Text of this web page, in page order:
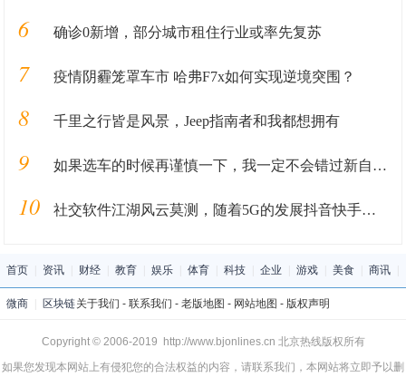
6 确诊0新增，部分城市租住行业或率先复苏
7 疫情阴霾笼罩车市 哈弗F7x如何实现逆境突围？
8 千里之行皆是风景，Jeep指南者和我都想拥有
9 如果选车的时候再谨慎一下，我一定不会错过新自由光2.0T
10 社交软件江湖风云莫测，随着5G的发展抖音快手会不会一统江湖
首页 资讯 财经 教育 娱乐 体育 科技 企业 游戏 美食 商讯
微商 区块链关于我们 - 联系我们 - 老版地图 - 网站地图 - 版权声明
Copyright © 2006-2019 http://www.bjonlines.cn 北京热线版权所有
如果您发现本网站上有侵犯您的合法权益的内容，请联系我们，本网站将立即予以删